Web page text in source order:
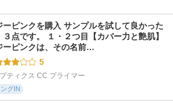
ーピンクを購入 サンプルを試して良かった
３点です。 １・２つ目【カバー力と艶肌】
ーピンクは、その名前…
5
ティクス CC プライマー
グIN